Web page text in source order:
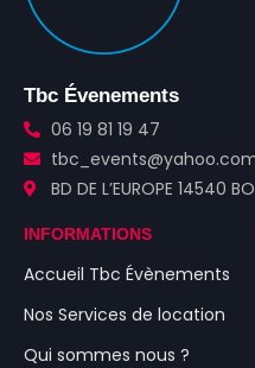
Tbc Évenements
06 19 81 19 47
BD DE L’EUROPE 14540
INFORMATIONS
Accueil Tbc Évènements
Nos Services de location
Qui sommes nous ?